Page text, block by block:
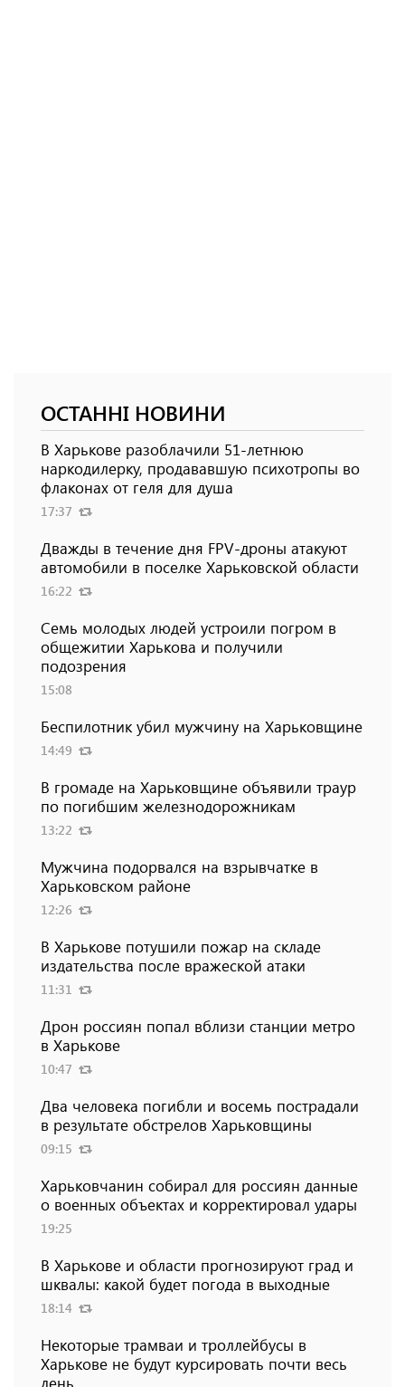
ОСТАННІ НОВИНИ
В Харькове разоблачили 51-летнюю
наркодилерку, продававшую психотропы во
флаконах от геля для душа
17:37
Дважды в течение дня FPV-дроны атакуют
автомобили в поселке Харьковской области
16:22
Семь молодых людей устроили погром в
общежитии Харькова и получили
подозрения
15:08
Беспилотник убил мужчину на Харьковщине
14:49
В громаде на Харьковщине объявили траур
по погибшим железнодорожникам
13:22
Мужчина подорвался на взрывчатке в
Харьковском районе
12:26
В Харькове потушили пожар на складе
издательства после вражеской атаки
11:31
Дрон россиян попал вблизи станции метро
в Харькове
10:47
Два человека погибли и восемь пострадали
в результате обстрелов Харьковщины
09:15
Харьковчанин собирал для россиян данные
о военных объектах и ​​корректировал удары
19:25
В Харькове и области прогнозируют град и
шквалы: какой будет погода в выходные
18:14
Некоторые трамваи и троллейбусы в
Харькове не будут курсировать почти весь
день